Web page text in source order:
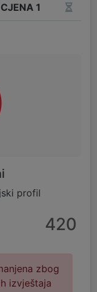
1
profil
420
zbog
izvještaja